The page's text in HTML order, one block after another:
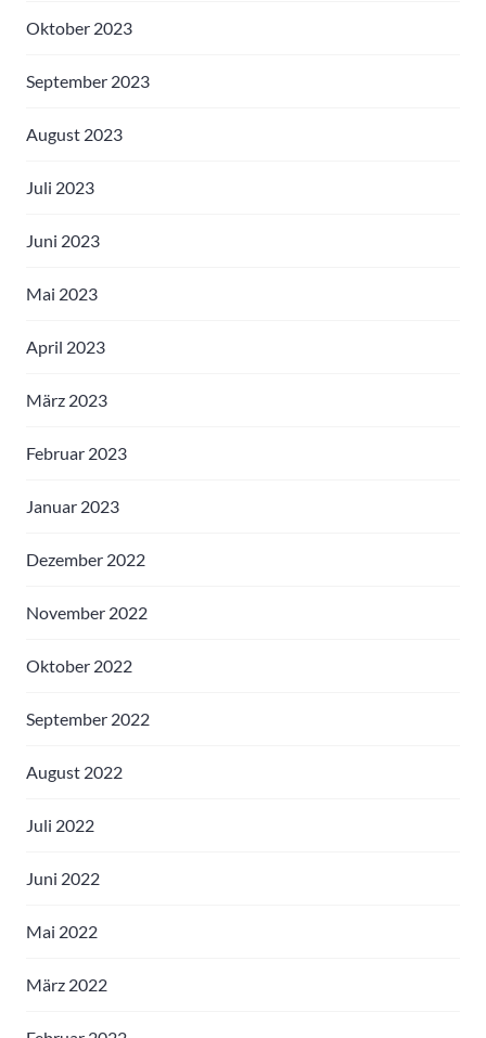
Oktober 2023
September 2023
August 2023
Juli 2023
Juni 2023
Mai 2023
April 2023
März 2023
Februar 2023
Januar 2023
Dezember 2022
November 2022
Oktober 2022
September 2022
August 2022
Juli 2022
Juni 2022
Mai 2022
März 2022